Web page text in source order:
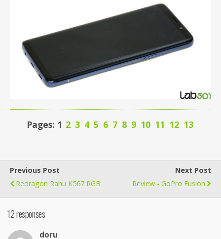
Pages: 1 2 3 4 5 6 7 8 9 10 11 12 13
Previous Post
Redragon Rahu K567 RGB
Next Post
Review - GoPro Fusion
12 responses
doru